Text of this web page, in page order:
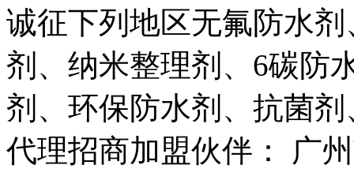
诚征下列地区无氟防水
剂、纳米整理剂、6碳防
剂、环保防水剂、抗菌
代理招商加盟伙伴： 广